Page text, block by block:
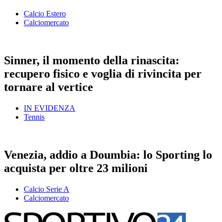
Calcio Estero
Calciomercato
Sinner, il momento della rinascita:
recupero fisico e voglia di rivincita per
tornare al vertice
IN EVIDENZA
Tennis
Venezia, addio a Doumbia: lo Sporting lo
acquista per oltre 23 milioni
Calcio Serie A
Calciomercato